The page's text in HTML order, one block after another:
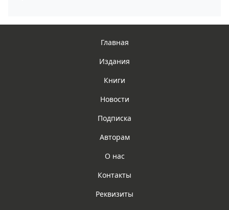
Главная
Издания
Книги
Новости
Подписка
Авторам
О нас
Контакты
Реквизиты